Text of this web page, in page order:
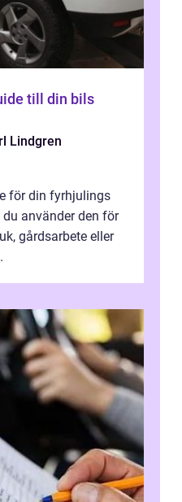
till din bils
Lindgren
för din fyrhjulings
använder den för
gårdsarbete eller